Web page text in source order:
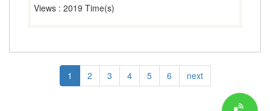
Views : 2019 Time(s)
PaginationCurrent
page
1 Page
2 Page
3 Page
4 Page
5 Page
6
Next
page
next